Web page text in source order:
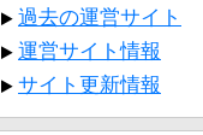
過去の運営サイト
運営サイト情報
サイト更新情報